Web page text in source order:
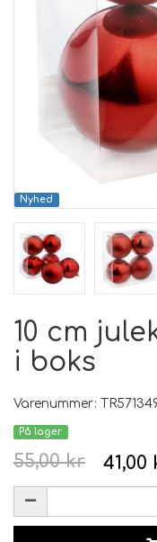
Nyhed
10 cm
i boks
Varenummer:
På lager
41,00
55,00 kr